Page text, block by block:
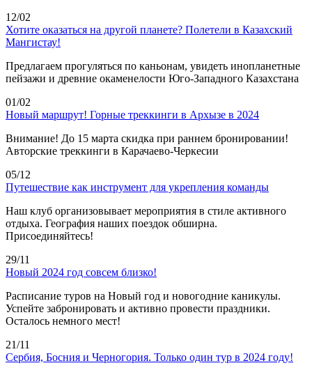
12/02
Хотите оказаться на другой планете? Полетели в Казахский
Мангистау!
Предлагаем прогуляться по каньонам, увидеть инопланетные
пейзажи и древние окаменелости Юго-Западного Казахстана
01/02
Новый маршрут! Горные треккинги в Архызе в 2024
Внимание! До 15 марта скидка при раннем бронировании!
Авторские треккинги в Карачаево-Черкесии
05/12
Путешествие как инструмент для укрепления команды
Наш клуб организовывает мероприятия в стиле активного
отдыха. География наших поездок обширна.
Присоединяйтесь!
29/11
Новый 2024 год совсем близко!
Расписание туров на Новый год и новогодние каникулы.
Успейте забронировать и активно провести праздники.
Осталось немного мест!
21/11
Сербия, Босния и Черногория. Только один тур в 2024 году!